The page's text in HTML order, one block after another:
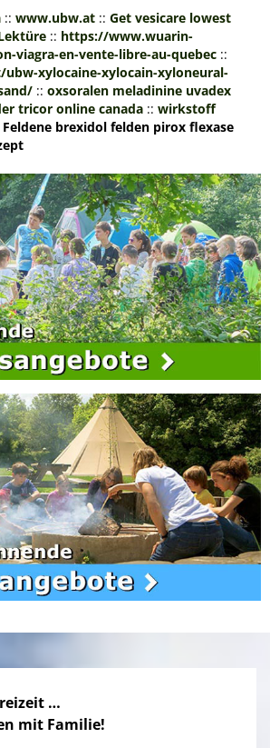
:: www.ubw.at :: Get vesicare lowest
:: https://www.wuarin-
viagra-en-vente-libre-au-quebec ::
xylocaine-xylocain-xyloneural-
:: oxsoralen meladinine uvadex
tricor online canada :: wirkstoff
Feldene brexidol felden pirox flexase
…
mit Familie!